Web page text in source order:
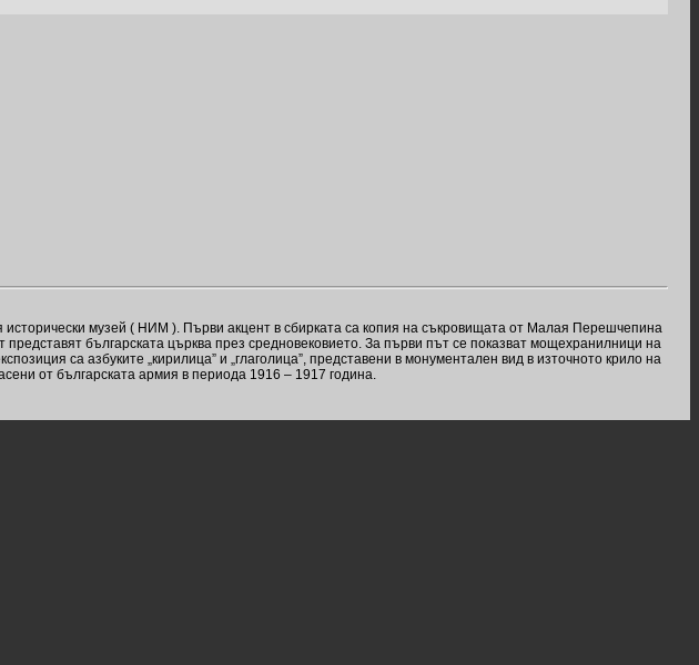
музей ( НИМ ). Първи акцент в сбирката са копия на съкровищата от Малая Перешчепина
българската църква през средновековието. За първи път се показват мощехранилници на
са азбуките „кирилица” и „глаголица”, представени в монументален вид в източното крило на
от българската армия в периода 1916 – 1917 година.